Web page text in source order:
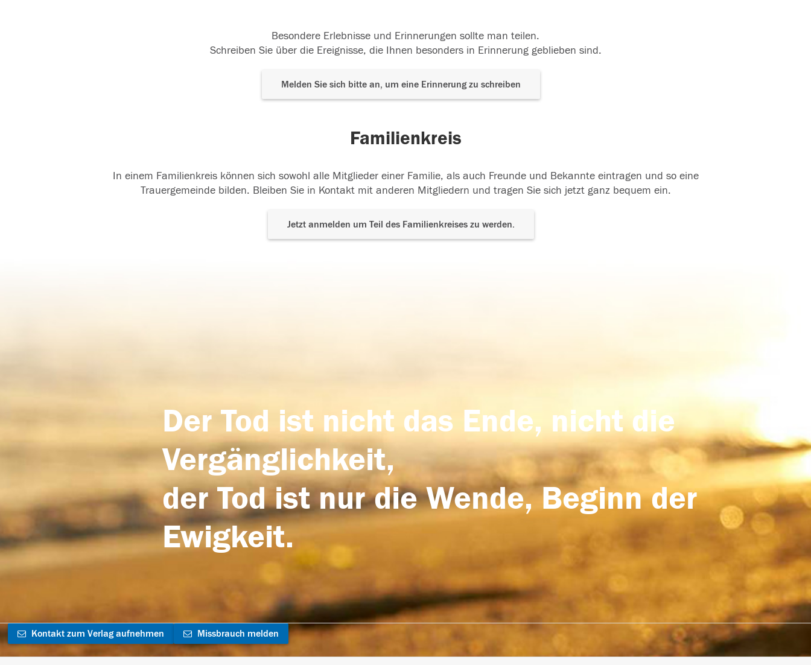
Besondere Erlebnisse und Erinnerungen sollte man teilen.
Schreiben Sie über die Ereignisse, die Ihnen besonders in Erinnerung geblieben sind.
Melden Sie sich bitte an, um eine Erinnerung zu schreiben
Familienkreis
In einem Familienkreis können sich sowohl alle Mitglieder einer Familie, als auch Freunde und Bekannte eintragen und so eine
Trauergemeinde bilden. Bleiben Sie in Kontakt mit anderen Mitgliedern und tragen Sie sich jetzt ganz bequem ein.
Jetzt anmelden um Teil des Familienkreises zu werden.
Der Tod ist nicht das Ende, nicht die
Vergänglichkeit,
der Tod ist nur die Wende, Beginn der
Ewigkeit.
Kontakt zum Verlag aufnehmen Missbrauch melden